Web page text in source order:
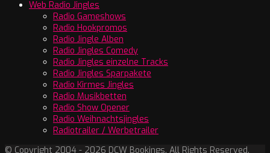
Web Radio Jingles
Radio Gameshows
Radio Hookpromos
Radio Jingle Alben
Radio Jingles Comedy
Radio Jingles einzelne Tracks
Radio Jingles Sparpakete
Radio Kirmes Jingles
Radio Musikbetten
Radio Show Opener
Radio Weihnachtsjingles
Radiotrailer / Werbetrailer
© Copyright 2004 - 2026 DCW Bookings. All Rights Reserved.